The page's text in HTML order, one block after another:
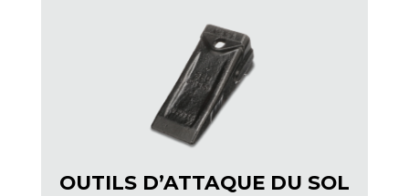
OUTILS D’ATTAQUE DU SOL